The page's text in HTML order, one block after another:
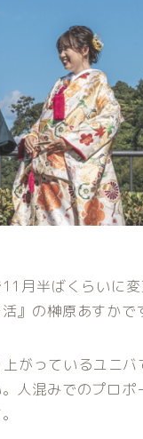
月半ばくらいに変
』の榊原あすかで
がっているユニバ
人混みでのプロ